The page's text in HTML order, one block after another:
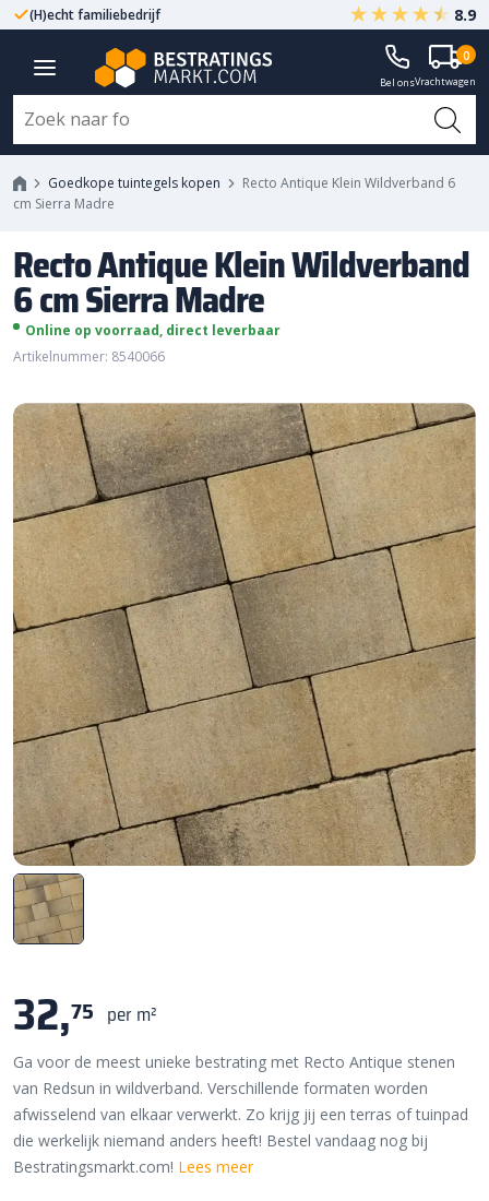
(H)echt familiebedrijf Gegarandeerd A-kwaliteit
8.9
Bel onsVrachtwagen
0
Goedkope tuintegels kopen
Recto Antique Klein Wildverband 6
cm Sierra Madre
Recto Antique Klein Wildverband
6 cm Sierra Madre
Online op voorraad, direct leverbaar
Artikelnummer: 8540066
32,75 per m²
Ga voor de meest unieke bestrating met Recto Antique stenen
van Redsun in wildverband. Verschillende formaten worden
afwisselend van elkaar verwerkt. Zo krijg jij een terras of tuinpad
die werkelijk niemand anders heeft! Bestel vandaag nog bij
Bestratingsmarkt.com! Lees meer
Recto Antique Klein Wildverband
6 cm Sierra Madre